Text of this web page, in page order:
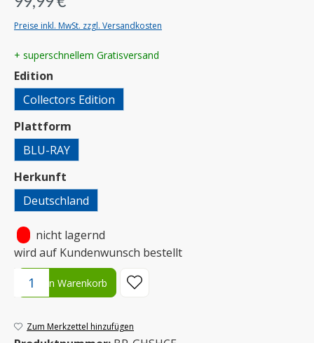
Preise inkl. MwSt. zzgl. Versandkosten
+ superschnellem Gratisversand
Edition
Collectors Edition
Plattform
BLU-RAY
Herkunft
Deutschland
nicht lagernd
wird auf Kundenwunsch bestellt
Produkt Anzahl: Gib den gewünschten Wert ein oder benutze
In den Warenkorb
Zum Merkzettel hinzufügen